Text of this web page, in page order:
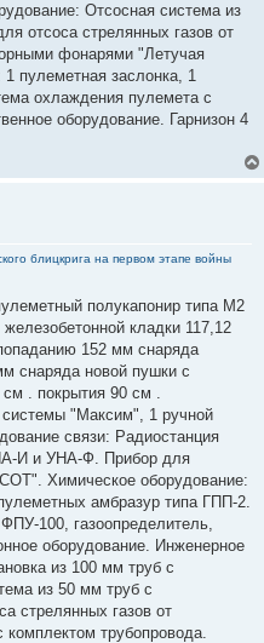
Отсосная система из
отсоса стрелянных газов от
фонарями "Летучая
пулеметная заслонка, 1
охлаждения пулемета с
оборудование. Гарнизон 4
блицкрига на первом этапе войны
полукапонир типа М2
кладки 117,12
152 мм снаряда
снаряда новой пушки с
. покрытия 90 см .
"Максим", 1 ручной
связи: Радиостанция
И и УНА-Ф. Прибор для
Химическое оборудование:
амбразур типа ГПП-2.
100, газоопределитель,
оборудование. Инженерное
из 100 мм труб с
из 50 мм труб с
стрелянных газов от
комплектом трубопровода.